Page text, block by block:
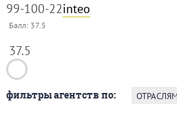
99-100-22inteo
Балл: 37.5
37.5
фильтры агентств по: